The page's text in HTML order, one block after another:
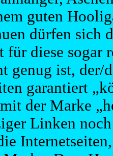
guten
dürfen sich
für diese sogar
genug ist, der/
garantiert
der Marke
Linken